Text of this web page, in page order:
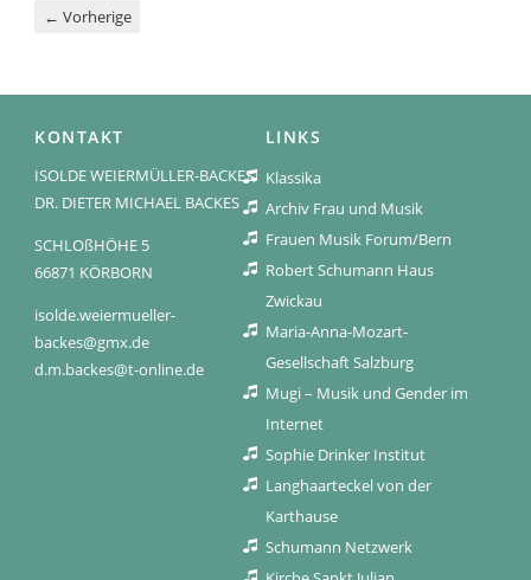
← Vorherige
KONTAKT
ISOLDE WEIERMÜLLER-BACKES
DR. DIETER MICHAEL BACKES
SCHLOßHÖHE 5
66871 KÖRBORN
isolde.weiermueller-
backes@gmx.de
d.m.backes@t-online.de
LINKS
Klassika
Archiv Frau und Musik
Frauen Musik Forum/Bern
Robert Schumann Haus
Zwickau
Maria-Anna-Mozart-
Gesellschaft Salzburg
Mugi – Musik und Gender im
Internet
Sophie Drinker Institut
Langhaarteckel von der
Karthause
Schumann Netzwerk